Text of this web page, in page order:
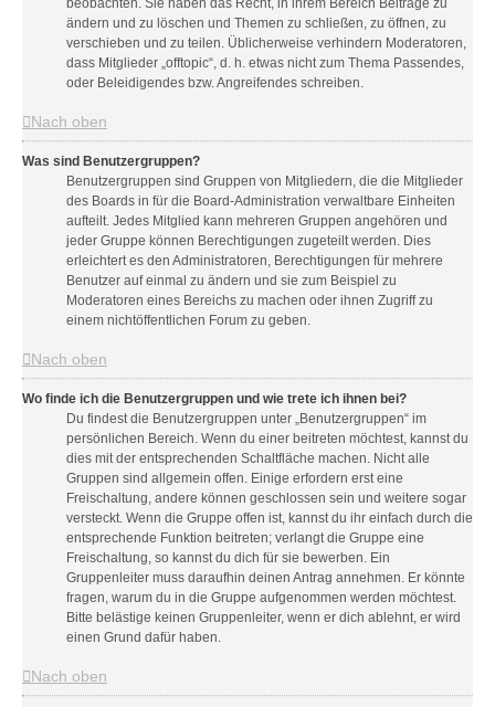
beobachten. Sie haben das Recht, in ihrem Bereich Beiträge zu
ändern und zu löschen und Themen zu schließen, zu öffnen, zu
verschieben und zu teilen. Üblicherweise verhindern Moderatoren,
dass Mitglieder „offtopic“, d. h. etwas nicht zum Thema Passendes,
oder Beleidigendes bzw. Angreifendes schreiben.
Nach oben
Was sind Benutzergruppen?
Benutzergruppen sind Gruppen von Mitgliedern, die die Mitglieder
des Boards in für die Board-Administration verwaltbare Einheiten
aufteilt. Jedes Mitglied kann mehreren Gruppen angehören und
jeder Gruppe können Berechtigungen zugeteilt werden. Dies
erleichtert es den Administratoren, Berechtigungen für mehrere
Benutzer auf einmal zu ändern und sie zum Beispiel zu
Moderatoren eines Bereichs zu machen oder ihnen Zugriff zu
einem nichtöffentlichen Forum zu geben.
Nach oben
Wo finde ich die Benutzergruppen und wie trete ich ihnen bei?
Du findest die Benutzergruppen unter „Benutzergruppen“ im
persönlichen Bereich. Wenn du einer beitreten möchtest, kannst du
dies mit der entsprechenden Schaltfläche machen. Nicht alle
Gruppen sind allgemein offen. Einige erfordern erst eine
Freischaltung, andere können geschlossen sein und weitere sogar
versteckt. Wenn die Gruppe offen ist, kannst du ihr einfach durch die
entsprechende Funktion beitreten; verlangt die Gruppe eine
Freischaltung, so kannst du dich für sie bewerben. Ein
Gruppenleiter muss daraufhin deinen Antrag annehmen. Er könnte
fragen, warum du in die Gruppe aufgenommen werden möchtest.
Bitte belästige keinen Gruppenleiter, wenn er dich ablehnt, er wird
einen Grund dafür haben.
Nach oben